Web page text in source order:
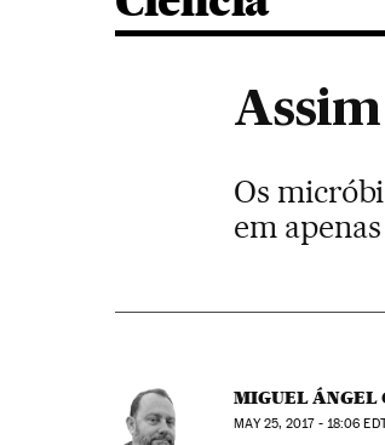
Os
em
MIGUEL ÁNGEL
MAY25, 2017 - 18:06